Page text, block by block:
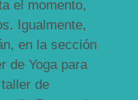
el momento,
Igualmente,
en la sección
de Yoga para
de